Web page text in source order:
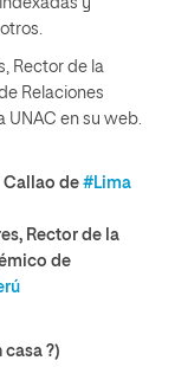
y
Rector de la
Relaciones
UNAC en su web.
Callao de #Lima
Rector de la
de
casa ?)